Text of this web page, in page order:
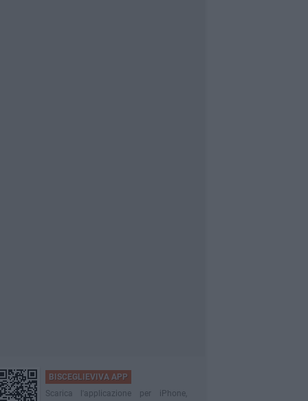
BISCEGLIEVIVA APP
Scarica l'applicazione per iPhone,